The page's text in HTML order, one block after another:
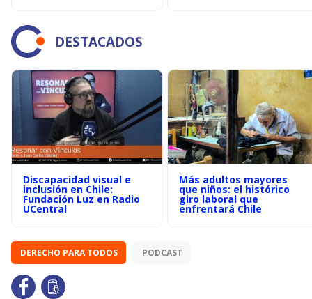
DESTACADOS
Discapacidad visual e
inclusión en Chile:
Fundación Luz en Radio
UCentral
Más adultos mayores
que niños: el histórico
giro laboral que
enfrentará Chile
DERECHO PARA TODOS PODCAST